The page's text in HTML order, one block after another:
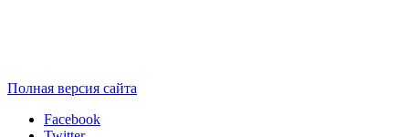
Полная версия сайта
Facebook